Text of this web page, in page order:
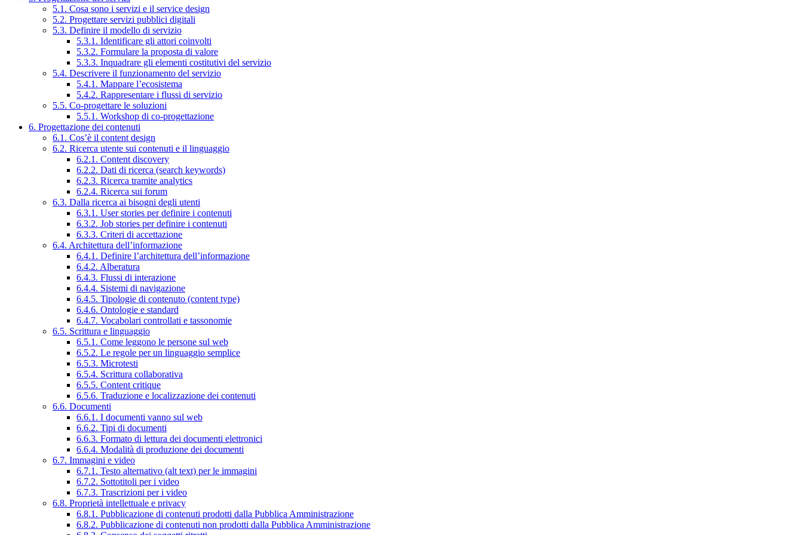
5.1. Cosa sono i servizi e il service design
5.2. Progettare servizi pubblici digitali
5.3. Definire il modello di servizio
5.3.1. Identificare gli attori coinvolti
5.3.2. Formulare la proposta di valore
5.3.3. Inquadrare gli elementi costitutivi del servizio
5.4. Descrivere il funzionamento del servizio
5.4.1. Mappare l’ecosistema
5.4.2. Rappresentare i flussi di servizio
5.5. Co-progettare le soluzioni
5.5.1. Workshop di co-progettazione
6. Progettazione dei contenuti
6.1. Cos’è il content design
6.2. Ricerca utente sui contenuti e il linguaggio
6.2.1. Content discovery
6.2.2. Dati di ricerca (search keywords)
6.2.3. Ricerca tramite analytics
6.2.4. Ricerca sui forum
6.3. Dalla ricerca ai bisogni degli utenti
6.3.1. User stories per definire i contenuti
6.3.2. Job stories per definire i contenuti
6.3.3. Criteri di accettazione
6.4. Architettura dell’informazione
6.4.1. Definire l’architettura dell’informazione
6.4.2. Alberatura
6.4.3. Flussi di interazione
6.4.4. Sistemi di navigazione
6.4.5. Tipologie di contenuto (content type)
6.4.6. Ontologie e standard
6.4.7. Vocabolari controllati e tassonomie
6.5. Scrittura e linguaggio
6.5.1. Come leggono le persone sul web
6.5.2. Le regole per un linguaggio semplice
6.5.3. Microtesti
6.5.4. Scrittura collaborativa
6.5.5. Content critique
6.5.6. Traduzione e localizzazione dei contenuti
6.6. Documenti
6.6.1. I documenti vanno sul web
6.6.2. Tipi di documenti
6.6.3. Formato di lettura dei documenti elettronici
6.6.4. Modalità di produzione dei documenti
6.7. Immagini e video
6.7.1. Testo alternativo (alt text) per le immagini
6.7.2. Sottotitoli per i video
6.7.3. Trascrizioni per i video
6.8. Proprietà intellettuale e privacy
6.8.1. Pubblicazione di contenuti prodotti dalla Pubblica Amministrazione
6.8.2. Pubblicazione di contenuti non prodotti dalla Pubblica Amministrazione